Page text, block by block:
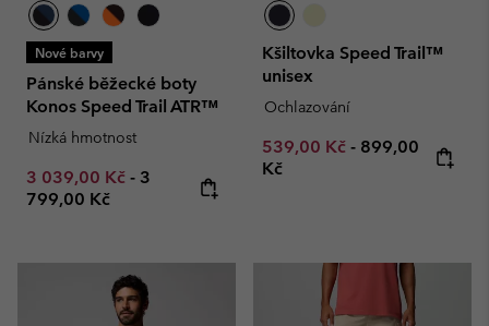
Nové barvy
Pánské běžecké boty
Konos Speed Trail ATR™
Nízká hmotnost
Minimum sale price:
3 039,00 Kč - Maximum price:
3
799,00 Kč
Kšiltovka Speed Trail™
unisex
Ochlazování
Minimum sale price:
539,00 Kč - Maximum
899,00
Kč